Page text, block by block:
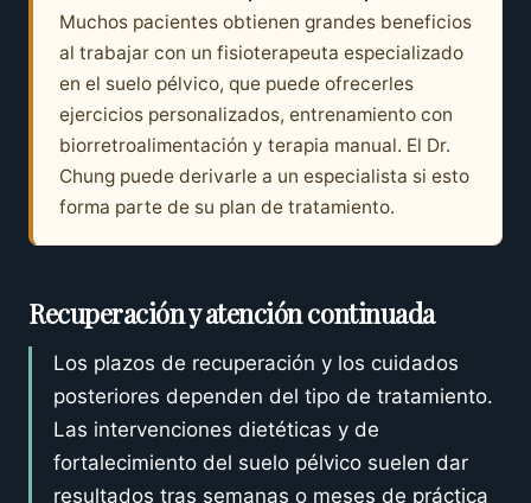
Muchos pacientes obtienen grandes beneficios
al trabajar con un fisioterapeuta especializado
en el suelo pélvico, que puede ofrecerles
ejercicios personalizados, entrenamiento con
biorretroalimentación y terapia manual. El Dr.
Chung puede derivarle a un especialista si esto
forma parte de su plan de tratamiento.
Recuperación y atención continuada
Los plazos de recuperación y los cuidados
posteriores dependen del tipo de tratamiento.
Las intervenciones dietéticas y de
fortalecimiento del suelo pélvico suelen dar
resultados tras semanas o meses de práctica